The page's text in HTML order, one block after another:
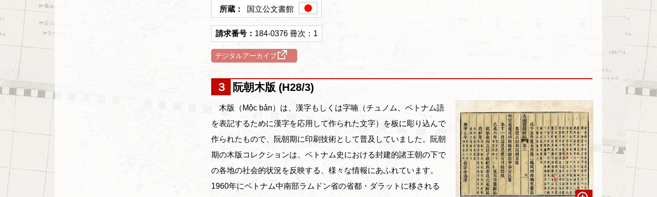
国立公文書館
184-0376 冊次：1
デジタルアーカイブ
３ 阮朝木版 (H28/3)
木版（Mộc bản）は、漢字もしくは字喃（チュノム、ベトナム語
を表記するために漢字を応用して作られた文字）を板に彫り込んで
作られたもので、阮朝期に印刷技術として普及していました。阮朝
期の木版コレクションは、ベトナム史における封建的諸王朝の下で
の各地の社会的状況を反映する、様々な情報にあふれています。
1960年にベトナム中南部ラムドン省の省都・ダラットに移される